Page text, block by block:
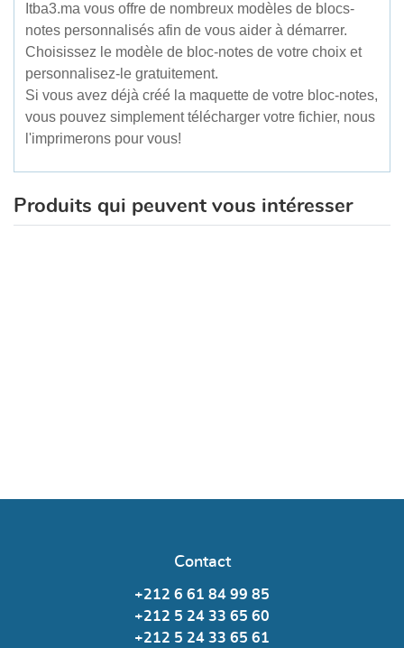
Itba3.ma vous offre de nombreux modèles de blocs-
notes personnalisés afin de vous aider à démarrer.
Choisissez le modèle de bloc-notes de votre choix et
personnalisez-le gratuitement.
Si vous avez déjà créé la maquette de votre bloc-notes,
vous pouvez simplement télécharger votre fichier, nous
l'imprimerons pour vous!
Produits qui peuvent vous intéresser
Contact
+212 6 61 84 99 85
+212 5 24 33 65 60
+212 5 24 33 65 61